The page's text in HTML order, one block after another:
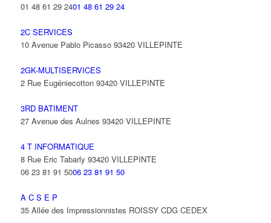
01 48 61 29 2401 48 61 29 24
2C SERVICES
10 Avenue Pablo Picasso 93420 VILLEPINTE
2GK-MULTISERVICES
2 Rue Eugéniecotton 93420 VILLEPINTE
3RD BATIMENT
27 Avenue des Aulnes 93420 VILLEPINTE
4 T INFORMATIQUE
8 Rue Eric Tabarly 93420 VILLEPINTE
06 23 81 91 5006 23 81 91 50
A C S E P
35 Allée des Impressionnistes ROISSY CDG CEDEX